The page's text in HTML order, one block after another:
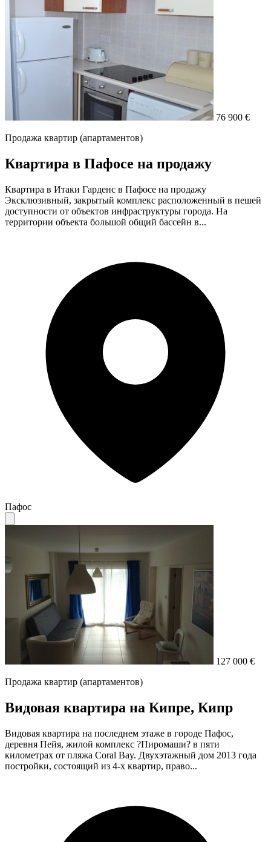
76 900 €
Продажа квартир (апартаментов)
Квартира в Пафосе на продажу
Квартира в Итаки Гарденс в Пафосе на продажу
Эксклюзивный, закрытый комплекс расположенный в пешей
доступности от объектов инфраструктуры города. На
территории объекта большой общий бассейн в...
Пафос
127 000 €
Продажа квартир (апартаментов)
Видовая квартира на Кипре, Кипр
Видовая квартира на последнем этаже в городе Пафос,
деревня Пейя, жилой комплекс ?Пиромаши? в пяти
километрах от пляжа Coral Bay. Двухэтажный дом 2013 года
постройки, состоящий из 4-х квартир, право...